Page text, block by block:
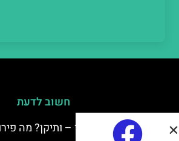
חשוב לדעת
למה קוראים לוותיקן – ותיקן? מה